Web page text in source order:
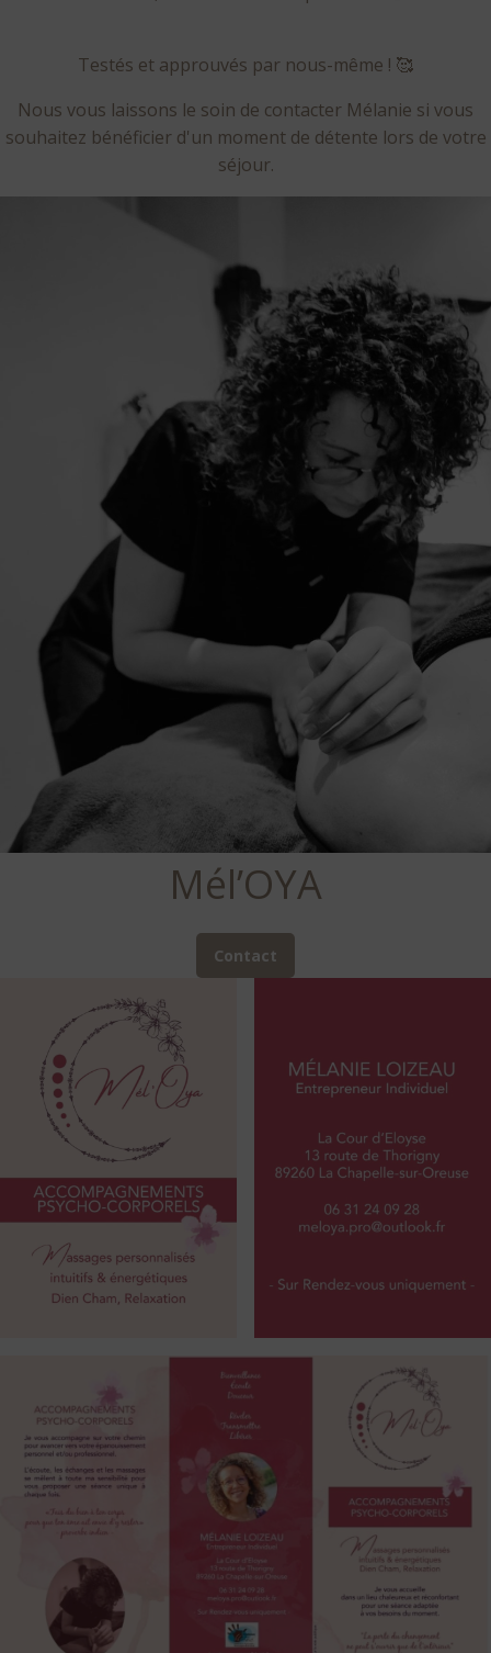
Testés et approuvés par nous-même ! 🥰
Nous vous laissons le soin de contacter Mélanie si vous
souhaitez bénéficier d'un moment de détente lors de votre
séjour.
Mél’OYA
Contact